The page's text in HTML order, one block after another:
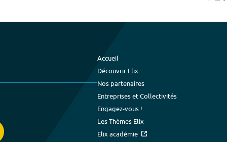
Accueil
Découvrir Elix
Nos partenaires
Entreprises et Collectivités
Engagez-vous !
Les Thèmes Elix
Elix académie